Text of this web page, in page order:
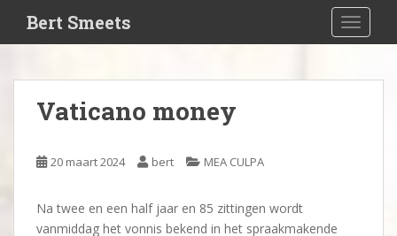
i
Bert Smeets
Vaticano money
20 maart 2024 bert MEA CULPA
Na twee en een half jaar en 85 zittingen wordt
vanmiddag het vonnis bekend in het spraakmakende